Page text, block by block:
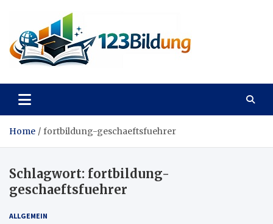
content
123Bildung
Home fortbildung-geschaeftsfuehrer
Schlagwort: fortbildung-
geschaeftsfuehrer
ALLGEMEIN